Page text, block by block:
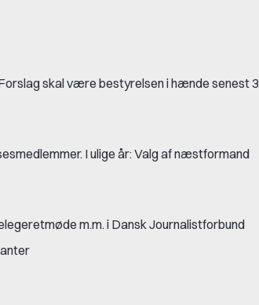
skal være bestyrelsen i hænde senest 3
I ulige år: Valg af næstformand
m.m. i Dansk Journalistforbund